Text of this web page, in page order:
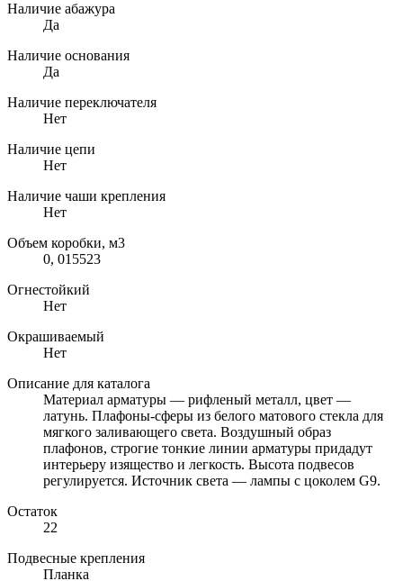
Наличие абажура
Да
Наличие основания
Да
Наличие переключателя
Нет
Наличие цепи
Нет
Наличие чаши крепления
Нет
Объем коробки, м3
0, 015523
Огнестойкий
Нет
Окрашиваемый
Нет
Описание для каталога
Материал арматуры — рифленый металл, цвет —
латунь. Плафоны-сферы из белого матового стекла для
мягкого заливающего света. Воздушный образ
плафонов, строгие тонкие линии арматуры придадут
интерьеру изящество и легкость. Высота подвесов
регулируется. Источник света — лампы с цоколем G9.
Остаток
22
Подвесные крепления
Планка